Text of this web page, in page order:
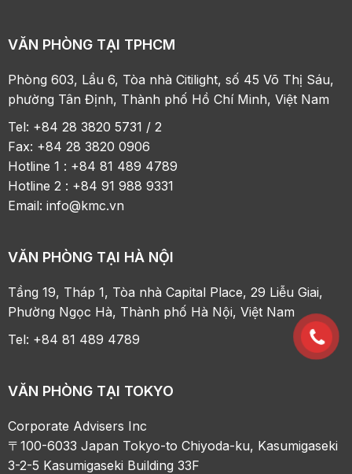
VĂN PHÒNG TẠI TPHCM
Phòng 603, Lầu 6, Tòa nhà Citilight, số 45 Võ Thị Sáu,
phường Tân Định, Thành phố Hồ Chí Minh, Việt Nam
Tel: +84 28 3820 5731 / 2
Fax: +84 28 3820 0906
Hotline 1 : +84 81 489 4789
Hotline 2 : +84 91 988 9331
Email:info@kmc.vn
VĂN PHÒNG TẠI HÀ NỘI
Tầng 19, Tháp 1, Tòa nhà Capital Place, 29 Liễu Giai,
Phường Ngọc Hà, Thành phố Hà Nội, Việt Nam
Tel: +84 81 489 4789
VĂN PHÒNG TẠI TOKYO
Corporate Advisers Inc
〒100-6033 Japan Tokyo-to Chiyoda-ku, Kasumigaseki
3-2-5 Kasumigaseki Building 33F